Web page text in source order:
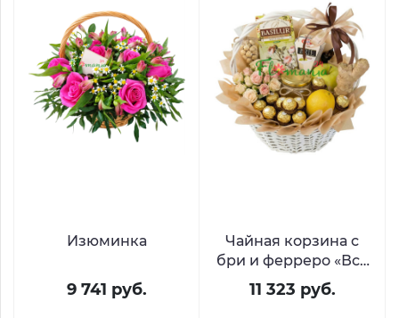
Изюминка
9 741 руб.
Чайная корзина с
бри и ферреро «Все
лучшее к чаю»
11 323 руб.